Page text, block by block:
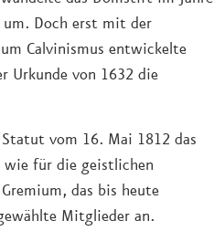
um. Doch erst mit der
Calvinismus entwickelte
Urkunde von 1632 die
vom 16. Mai 1812 das
für die geistlichen
das bis heute
Mitglieder an.